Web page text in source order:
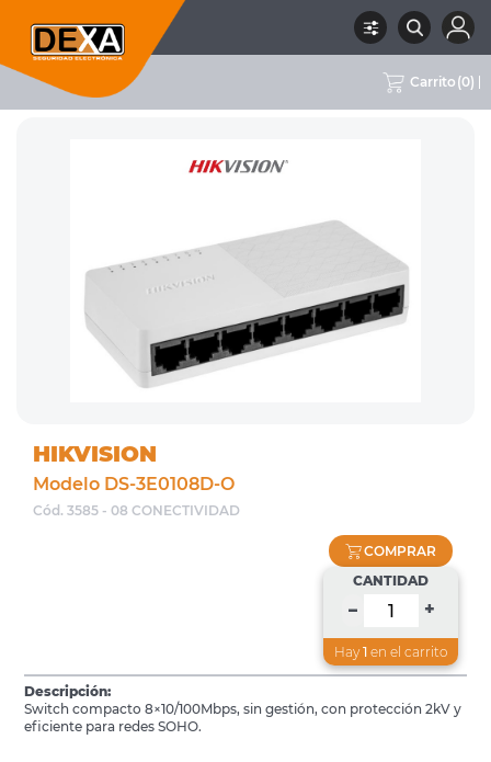
Carrito (0)
RUBRO 08 CONECTIVIDAD HIKVISION
HIKVISION
Modelo DS-3E0108D-O
Cód. 3585 - 08 CONECTIVIDAD
COMPRAR
CANTIDAD
– +
Hay 1 en el carrito
Descripción:
Switch compacto 8×10/100Mbps, sin gestión, con protección 2kV y
eficiente para redes SOHO.